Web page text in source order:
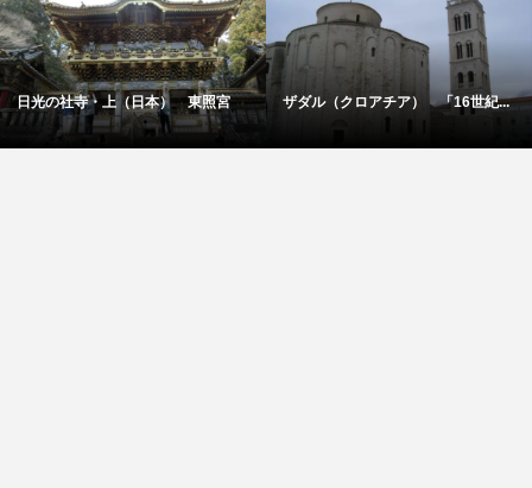
日光の社寺・上（日本） 東照宮 ザダル（クロアチア） 「16世紀...